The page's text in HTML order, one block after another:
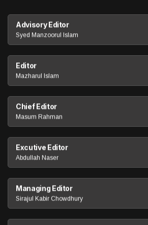
Advisory Editor
Syed Manzoorul Islam
Editor
Mazharul Islam
Chief Editor
Masum Rahman
Excutive Editor
Abdullah Naser
Managing Editor
Sirajul Kabir Chowdhury